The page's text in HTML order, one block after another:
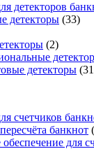
детекторов
детекторы (33)
(2)
детекторы
счетчиков
банкнот
для